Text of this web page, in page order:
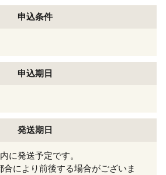
申込条件
申込期日
発送期日
に発送予定です。
により前後する場合がございま